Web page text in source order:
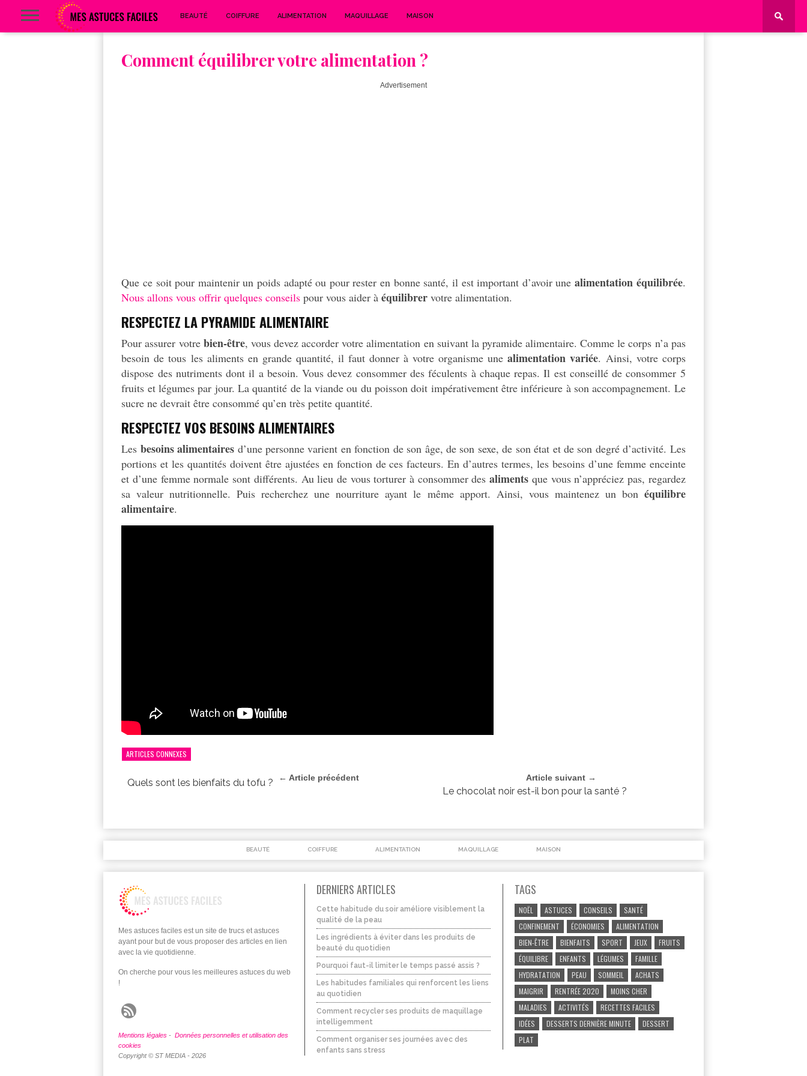
BEAUTÉ COIFFURE ALIMENTATION MAQUILLAGE MAISON
Comment équilibrer votre alimentation ?
Advertisement
Que ce soit pour maintenir un poids adapté ou pour rester en bonne santé, il est important d’avoir unealimentation équilibrée.
Nous allons vous offrir quelques conseils pour vous aider àéquilibrer votre alimentation.
RESPECTEZ LA PYRAMIDE ALIMENTAIRE
Pour assurer votre bien-être, vous devez accorder votre alimentation en suivant la pyramide alimentaire. Comme le corps n’a pas
besoin de tous les aliments en grande quantité, il faut donner à votre organisme unealimentation variée. Ainsi, votre corps
dispose des nutriments dont il a besoin. Vous devez consommer des féculents à chaque repas. Il est conseillé de consommer 5
fruits et légumes par jour. La quantité de la viande ou du poisson doit impérativement être inférieure à son accompagnement. Le
sucre ne devrait être consommé qu’en très petite quantité.
RESPECTEZ VOS BESOINS ALIMENTAIRES
Les besoins alimentaires d’une personne varient en fonction de son âge, de son sexe, de son état et de son degré d’activité. Les
portions et les quantités doivent être ajustées en fonction de ces facteurs. En d’autres termes, les besoins d’une femme enceinte
et d’une femme normale sont différents. Au lieu de vous torturer à consommer desaliments que vous n’appréciez pas, regardez
sa valeur nutritionnelle. Puis recherchez une nourriture ayant le même apport. Ainsi, vous maintenez un bon équilibre
alimentaire.
ARTICLES CONNEXES
← Article précédent
Quels sont les bienfaits du tofu ? Article suivant →
Le chocolat noir est-il bon pour la santé ?
BEAUTÉ COIFFURE ALIMENTATION MAQUILLAGE MAISON
Mes astuces faciles est un site de trucs et astuces
ayant pour but de vous proposer des articles en lien
avec la vie quotidienne.
On cherche pour vous les meilleures astuces du web
!
Mentions légales - Données personnelles et utilisation des
cookies
Copyright © ST MEDIA - 2026
DERNIERS ARTICLES
Cette habitude du soir améliore visiblement la
qualité de la peau
Les ingrédients à éviter dans les produits de
beauté du quotidien
Pourquoi faut-il limiter le temps passé assis ?
Les habitudes familiales qui renforcent les liens
au quotidien
Comment recycler ses produits de maquillage
intelligemment
Comment organiser ses journées avec des
enfants sans stress
TAGS
NOËL ASTUCES CONSEILS
SANTÉ
CONFINEMENT
ÉCONOMIES
ALIMENTATION
BIEN-ÊTRE
BIENFAITS SPORT JEUX
FRUITS
ÉQUILIBRE
ENFANTS LÉGUMES
FAMILLE
HYDRATATION
PEAU SOMMEIL
ACHATS
MAIGRIR
RENTRÉE 2020
MOINS CHER
MALADIES
ACTIVITÉS
RECETTES FACILES
IDÉES
DESSERTS DERNIÈRE MINUTE
DESSERT
PLAT